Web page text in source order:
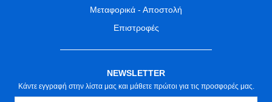
Μεταφορικά - Αποστολή
Επιστροφές
NEWSLETTER
Κάντε εγγραφή στην λίστα μας και μάθετε πρώτοι για τις προσφορές μας.